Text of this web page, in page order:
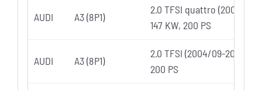
AUDI A3 (8P1)
2.0 TFSI quattro (2004/09-
147 KW, 200 PS
AUDI A3 (8P1)
2.0 TFSI (2004/09-2012/08)
200 PS